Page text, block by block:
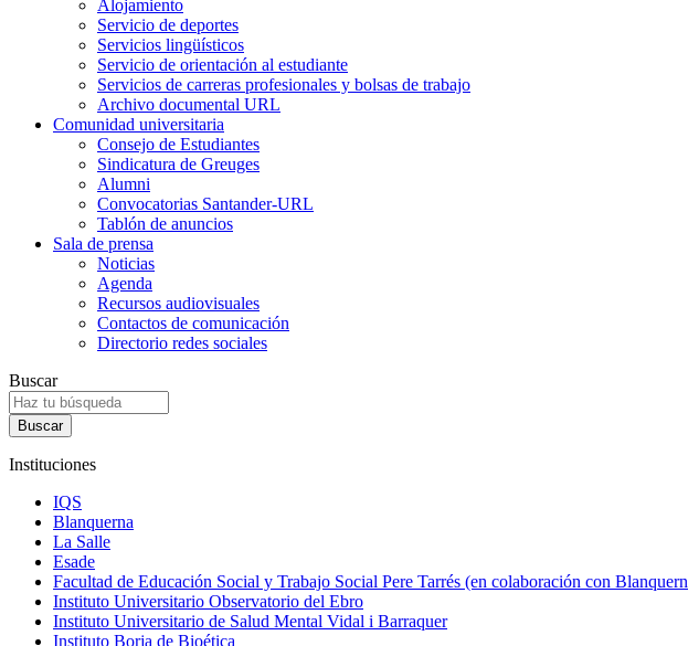
Alojamiento
Servicio de deportes
Servicios lingüísticos
Servicio de orientación al estudiante
Servicios de carreras profesionales y bolsas de trabajo
Archivo documental URL
Comunidad universitaria
Consejo de Estudiantes
Sindicatura de Greuges
Alumni
Convocatorias Santander-URL
Tablón de anuncios
Sala de prensa
Noticias
Agenda
Recursos audiovisuales
Contactos de comunicación
Directorio redes sociales
Buscar
Instituciones
IQS
Blanquerna
La Salle
Esade
Facultad de Educación Social y Trabajo Social Pere Tarrés (en colaboración con
Instituto Universitario Observatorio del Ebro
Instituto Universitario de Salud Mental Vidal i Barraquer
Instituto Borja de Bioética